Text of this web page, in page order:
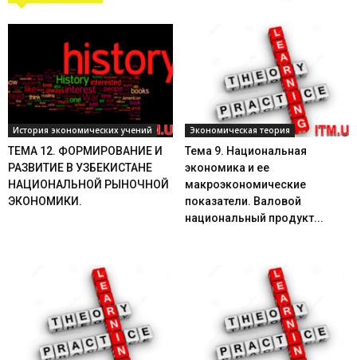
История экономических учений
ТЕМА 12. ФОРМИРОВАНИЕ И
РАЗВИТИЕ В УЗБЕКИСТАНЕ
НАЦИОНАЛЬНОЙ РЫНОЧНОЙ
ЭКОНОМИКИ.
Экономическая теория
Тема 9. Национальная
экономика и ее
макроэкономические
показатели. Валовой
национальный продукт...